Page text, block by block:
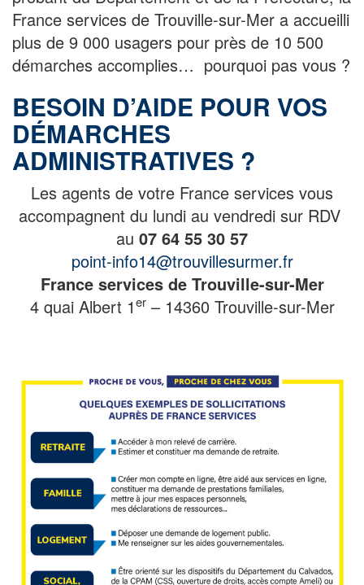
France services de Trouville-sur-Mer a accueilli
plus de 9 000 usagers pour près de 10 500
démarches accomplies… pourquoi pas vous ?
BESOIN D’AIDE POUR VOS
DÉMARCHES
ADMINISTRATIVES ?
Les agents de votre France services vous
accompagnent du lundi au vendredi sur RDV
au 07 64 55 30 57
point-info14@trouvillesurmer.fr
France services de Trouville-sur-Mer
4 quai Albert 1er– 14360 Trouville-sur-Mer